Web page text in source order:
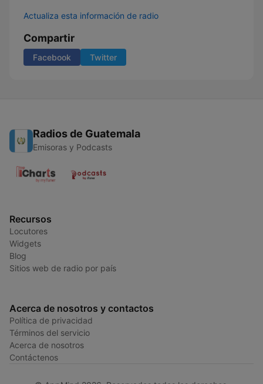
Actualiza esta información de radio
Compartir
Facebook Twitter
Radios de Guatemala
Emisoras y Podcasts
Recursos
Locutores
Widgets
Blog
Sitios web de radio por país
Acerca de nosotros y contactos
Política de privacidad
Términos del servicio
Acerca de nosotros
Contáctenos